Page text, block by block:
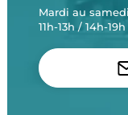
Mardi au samedi
11h-13h / 14h-19h